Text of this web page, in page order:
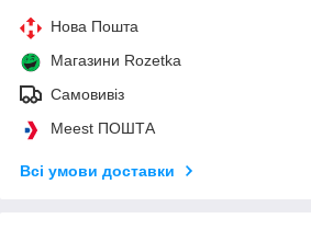
Нова Пошта
Магазини Rozetka
Самовивіз
Meest ПОШТА
Всі умови доставки